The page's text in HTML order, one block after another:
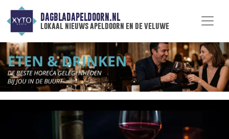
DAGBLADAPELDOORN.NL
lokaal nieuws apeldoorn en de veluwe